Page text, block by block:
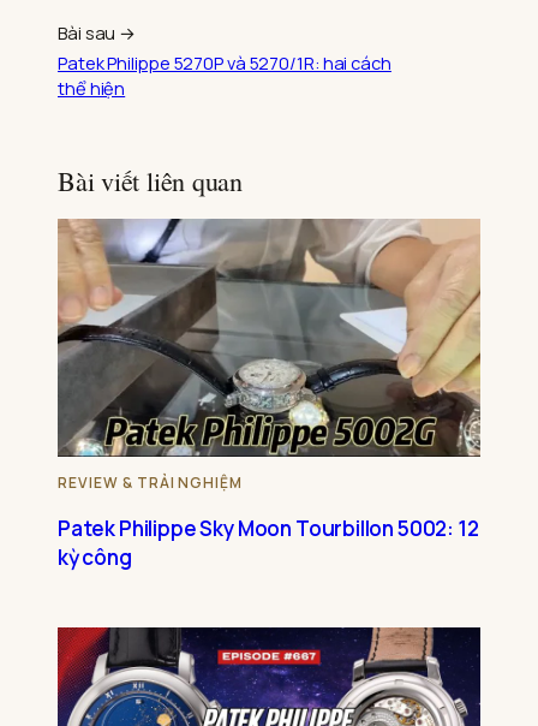
Bài sau →
Patek Philippe 5270P và 5270/1R: hai cách
thể hiện
Bài viết liên quan
REVIEW & TRẢI NGHIỆM
Patek Philippe Sky Moon Tourbillon 5002: 12
kỳ công